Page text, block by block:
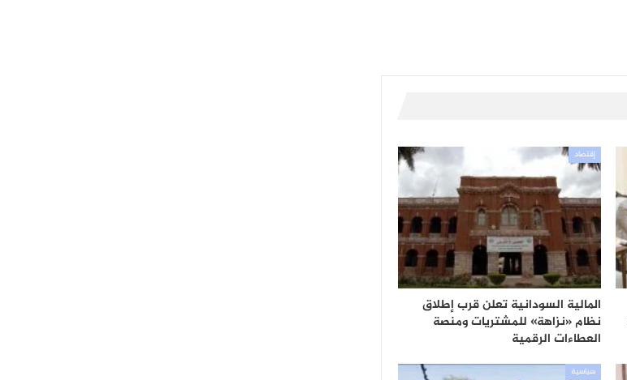
إقتصاد
المالية السودانية تعلن قرب إطلاق
نظام «نزاهة» للمشتريات ومنصة
العطاءات الرقمية
سياسية